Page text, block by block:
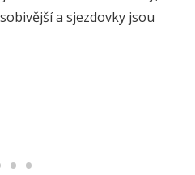
a sjezdovky jsou